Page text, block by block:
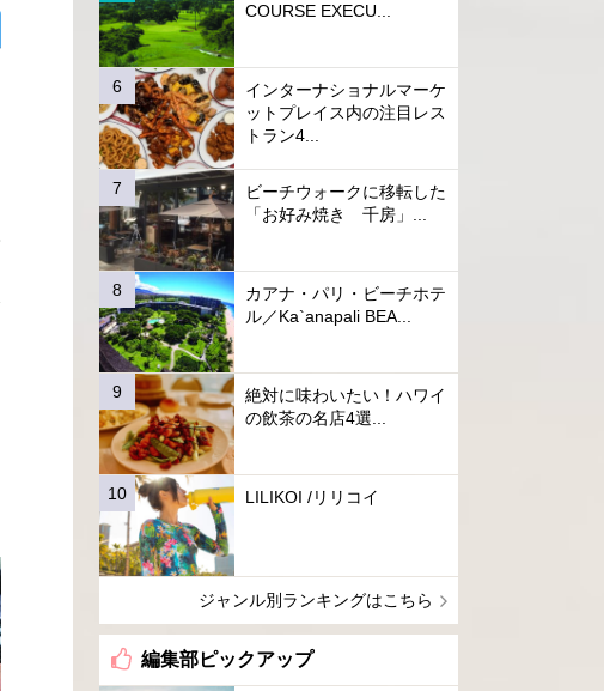
COURSE EXECU...
インターナショナルマーケ
ットプレイス内の注目レス
トラン4...
ビーチウォークに移転した
「お好み焼き 千房」...
カアナ・パリ・ビーチホテ
ル／Ka`anapali BEA...
絶対に味わいたい！ハワイ
の飲茶の名店4選...
LILIKOI /リリコイ
ジャンル別ランキングはこちら
編集部ピックアップ